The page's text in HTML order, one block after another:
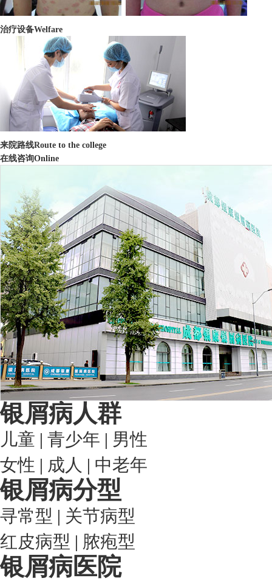
治疗设备Welfare
来院路线Route to the college
在线咨询Online
银屑病人群
儿童 | 青少年 | 男性
女性 | 成人 | 中老年
银屑病分型
寻常型 | 关节病型
红皮病型 | 脓疱型
银屑病医院